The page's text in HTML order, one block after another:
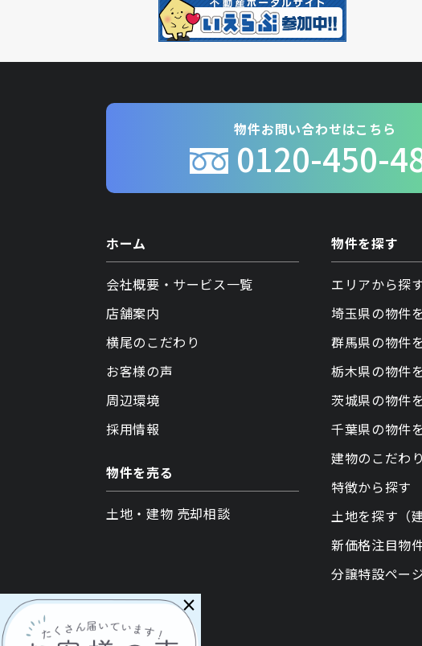
×
物件お問い合わせはこちら
0120-450-
ホーム
会社概要・サービス一覧
店舗案内
横尾のこだわり
お客様の声
周辺環境
採用情報
物件を売る
土地・建物 売却相談
物件を探す
エリアから探
埼玉県の物件
群馬県の物件
栃木県の物件
茨城県の物件
千葉県の物件
建物のこだわ
特徴から探す
土地を探す（
新価格注目物
分譲特設ペー